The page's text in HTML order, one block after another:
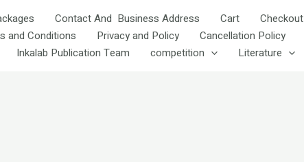
Contact And Business Address Cart Checkout
and Conditions Privacy and Policy Cancellation Policy
Inkalab Publication Team competition Literature